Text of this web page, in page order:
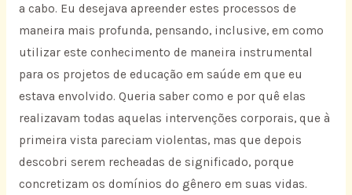
a cabo. Eu desejava apreender estes processos de
maneira mais profunda, pensando, inclusive, em como
utilizar este conhecimento de maneira instrumental
para os projetos de educação em saúde em que eu
estava envolvido. Queria saber como e por quê elas
realizavam todas aquelas intervenções corporais, que à
primeira vista pareciam violentas, mas que depois
descobri serem recheadas de significado, porque
concretizam os domínios do gênero em suas vidas.